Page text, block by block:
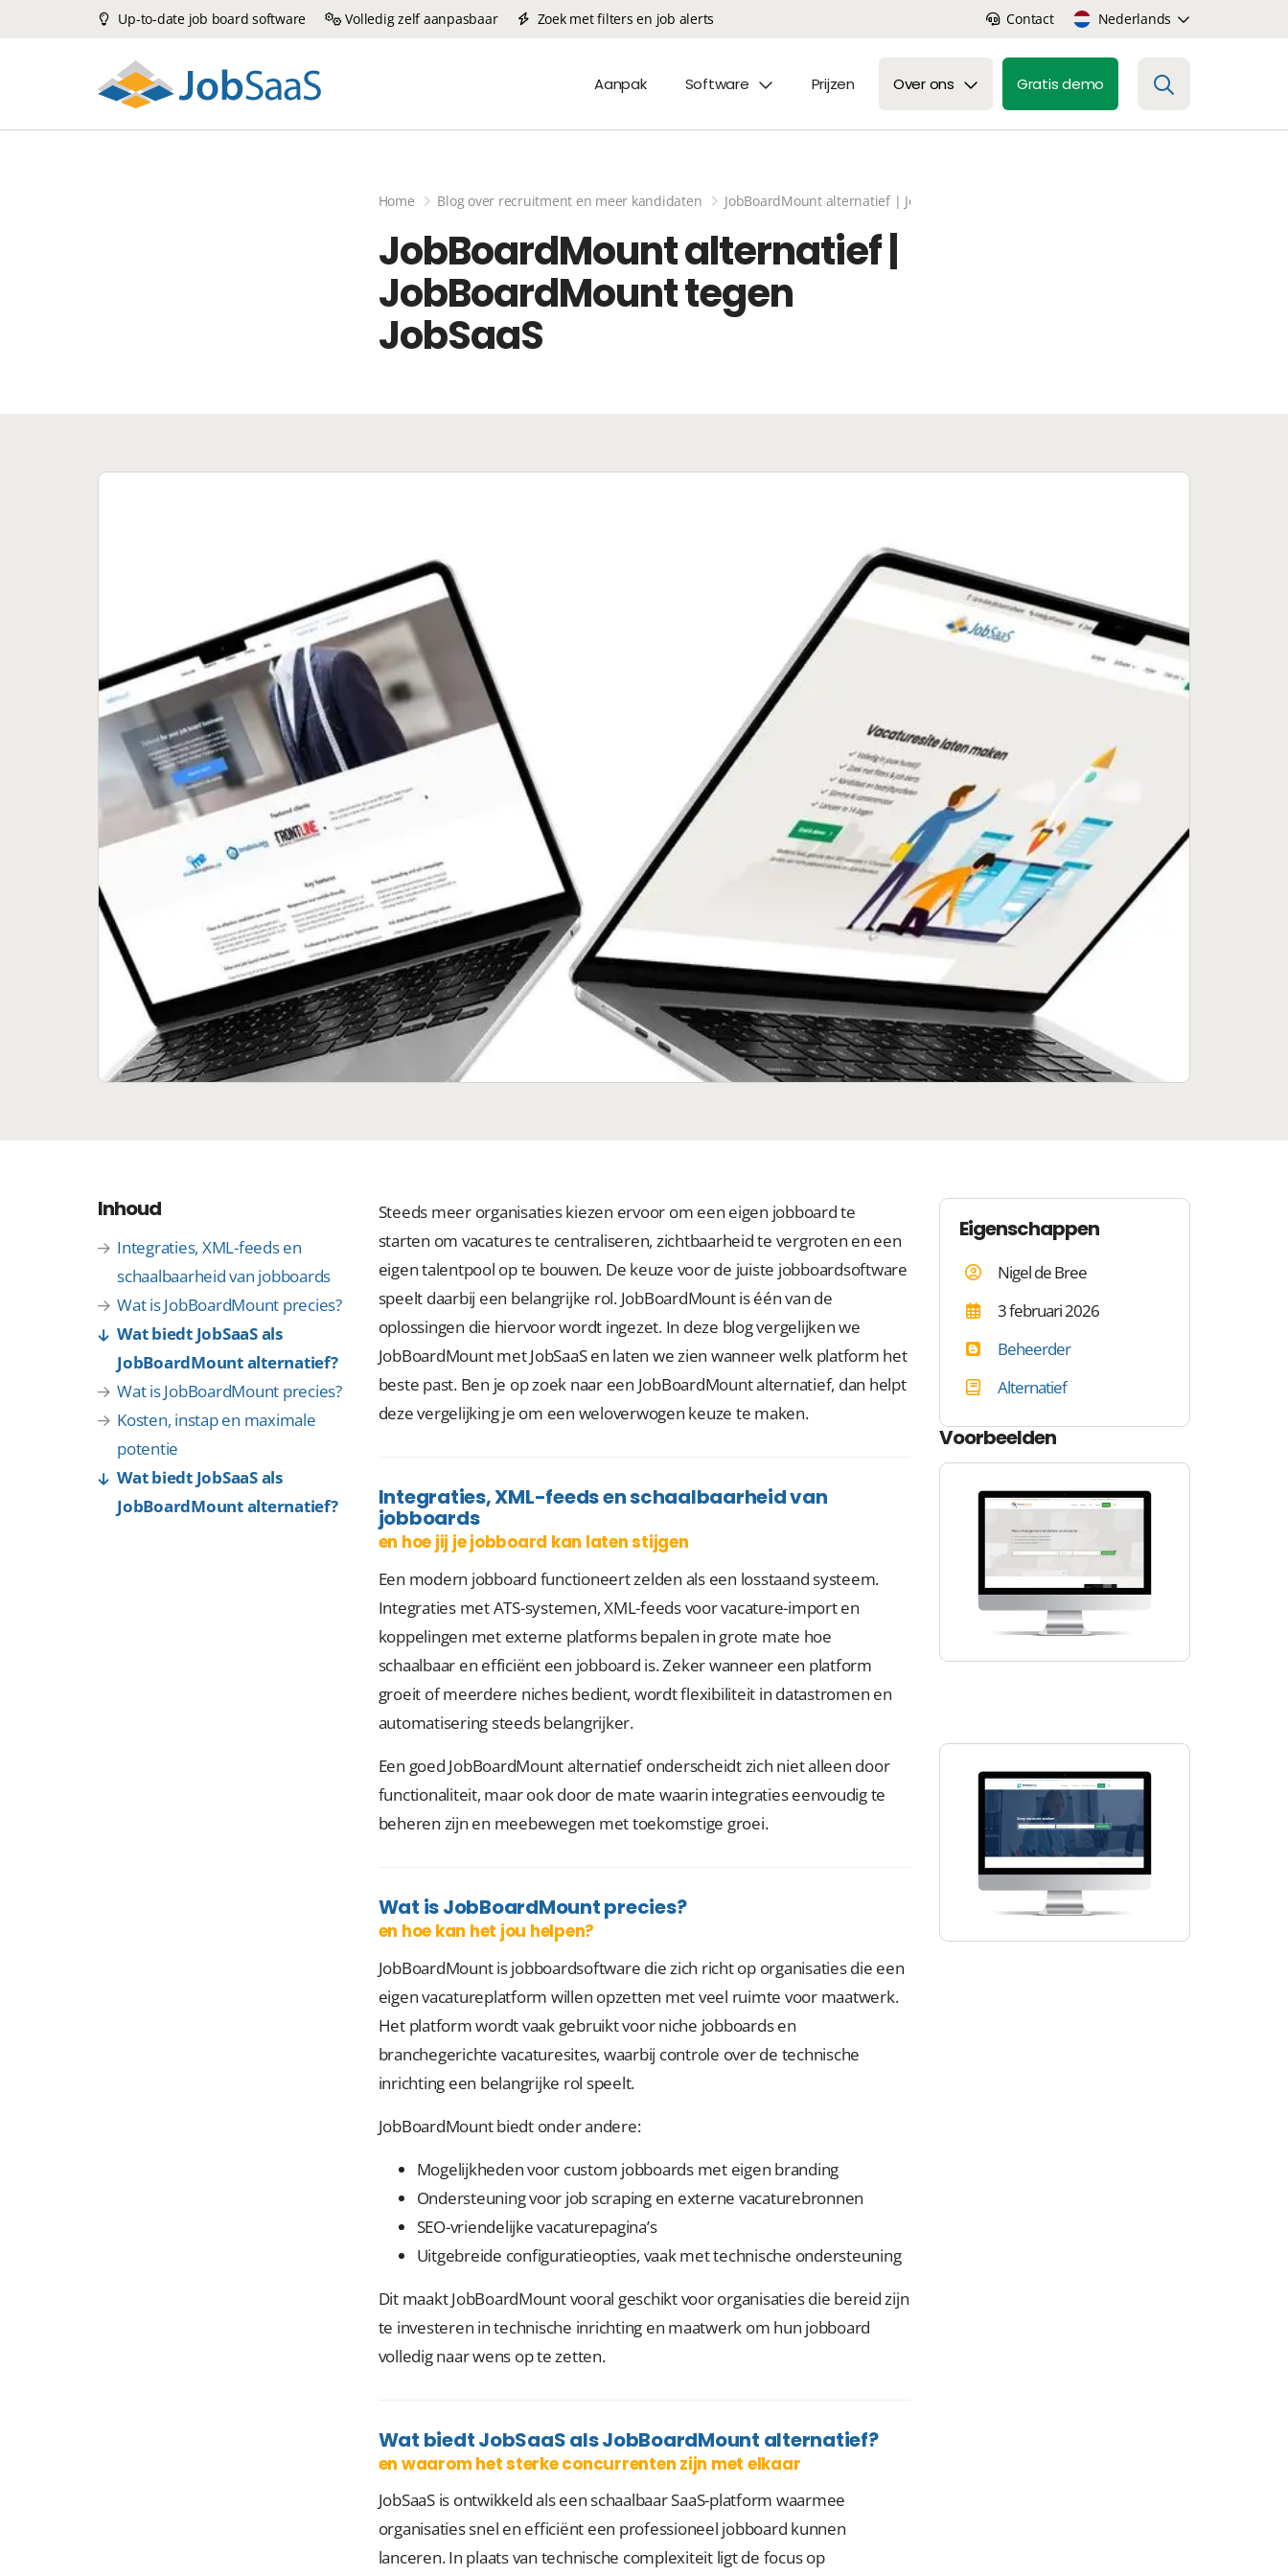
Home Blog over recruitment en meer kandidaten JobBoardMount alternatief | JobBoardMount tegen JobSaaS
JobBoardMount alternatief |
JobBoardMount tegen
JobSaaS
Inhoud
Integraties, XML-feeds en
schaalbaarheid van jobboards
Wat is JobBoardMount precies?
Wat biedt JobSaaS als
JobBoardMount alternatief?
Wat is JobBoardMount precies?
Kosten, instap en maximale
potentie
Wat biedt JobSaaS als
JobBoardMount alternatief?
Steeds meer organisaties kiezen ervoor om een eigen jobboard te
starten om vacatures te centraliseren, zichtbaarheid te vergroten en een
eigen talentpool op te bouwen. De keuze voor de juiste jobboardsoftware
speelt daarbij een belangrijke rol. JobBoardMount is één van de
oplossingen die hiervoor wordt ingezet. In deze blog vergelijken we
JobBoardMount met JobSaaS en laten we zien wanneer welk platform het
beste past. Ben je op zoek naar een JobBoardMount alternatief, dan helpt
deze vergelijking je om een weloverwogen keuze te maken.
Integraties, XML-feeds en schaalbaarheid van
jobboards
en hoe jij je jobboard kan laten stijgen
Een modern jobboard functioneert zelden als een losstaand systeem.
Integraties met ATS-systemen, XML-feeds voor vacature-import en
koppelingen met externe platforms bepalen in grote mate hoe
schaalbaar en efficiënt een jobboard is. Zeker wanneer een platform
groeit of meerdere niches bedient, wordt flexibiliteit in datastromen en
automatisering steeds belangrijker.
Een goed JobBoardMount alternatief onderscheidt zich niet alleen door
functionaliteit, maar ook door de mate waarin integraties eenvoudig te
beheren zijn en meebewegen met toekomstige groei.
Wat is JobBoardMount precies?
en hoe kan het jou helpen?
JobBoardMount is jobboardsoftware die zich richt op organisaties die een
eigen vacatureplatform willen opzetten met veel ruimte voor maatwerk.
Het platform wordt vaak gebruikt voor niche jobboards en
branchegerichte vacaturesites, waarbij controle over de technische
inrichting een belangrijke rol speelt.
JobBoardMount biedt onder andere:
Mogelijkheden voor custom jobboards met eigen branding
Ondersteuning voor job scraping en externe vacaturebronnen
SEO-vriendelijke vacaturepagina’s
Uitgebreide configuratieopties, vaak met technische ondersteuning
Dit maakt JobBoardMount vooral geschikt voor organisaties die bereid zijn
te investeren in technische inrichting en maatwerk om hun jobboard
volledig naar wens op te zetten.
Wat biedt JobSaaS als JobBoardMount alternatief?
en waarom het sterke concurrenten zijn met elkaar
JobSaaS is ontwikkeld als een schaalbaar SaaS-platform waarmee
organisaties snel en efficiënt een professioneel jobboard kunnen
lanceren. In plaats van technische complexiteit ligt de focus op
Eigenschappen
Nigel de Bree
3 februari 2026
Beheerder
Alternatief
Voorbeelden
Up-to-date job board software Volledig zelf aanpasbaar Zoek met filters en job alerts Contact Nederlands
Aanpak Software Prijzen Over ons Gratis demo